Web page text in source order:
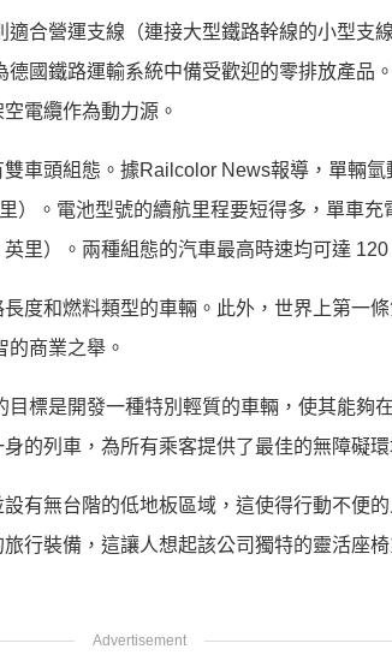
合營運支線（連接大型鐵路幹線的小型支
國鐵路運輸系統中備受歡迎的零排放產品
電纜作為動力源。
車頭組態。據Railcolor News報導，單輛
）。電池型號的續航里程要短得多，單車
里）。兩種組態的汽車最高時速均可達 120
度和燃料類型的車輛。此外，世界上第一
商業之舉。
標是開發一種特別輕質的車輛，使其能夠
的列車，為所有乘客提供了最佳的無障礙環
有無台階的低地板區域，這使得行動不便
行裝備，這讓人想起該公司獨特的靈活座